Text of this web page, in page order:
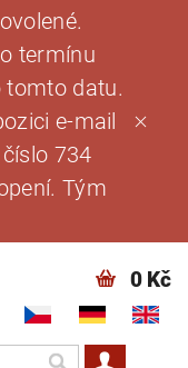
termínu
tomto datu.
e-mail
734
Tým
0 Kč